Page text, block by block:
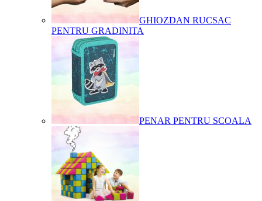
GHIOZDAN RUCSAC
PENTRU GRADINITA
PENAR PENTRU SCOALA